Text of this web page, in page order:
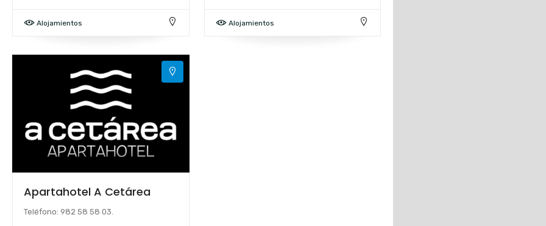
Alojamientos Alojamientos
Apartahotel A Cetárea
Teléfono: 982 58 58 03.